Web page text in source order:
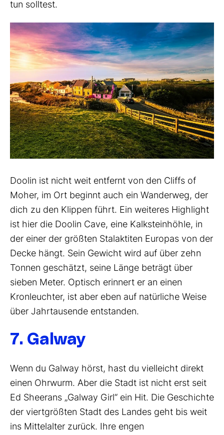
tun solltest.
Doolin ist nicht weit entfernt von den Cliffs of
Moher, im Ort beginnt auch ein Wanderweg, der
dich zu den Klippen führt. Ein weiteres Highlight
ist hier die Doolin Cave, eine Kalksteinhöhle, in
der einer der größten Stalaktiten Europas von der
Decke hängt. Sein Gewicht wird auf über zehn
Tonnen geschätzt, seine Länge beträgt über
sieben Meter. Optisch erinnert er an einen
Kronleuchter, ist aber eben auf natürliche Weise
über Jahrtausende entstanden.
7. Galway
Wenn du Galway hörst, hast du vielleicht direkt
einen Ohrwurm. Aber die Stadt ist nicht erst seit
Ed Sheerans „Galway Girl“ ein Hit. Die Geschichte
der viertgrößten Stadt des Landes geht bis weit
ins Mittelalter zurück. Ihre engen